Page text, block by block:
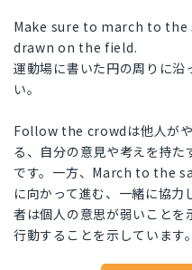
Make sure to march to
drawn on the field.
運動場に書いた円の周りに沿
い。
Follow the crowdは他人が
る、自分の意見や考えを持
です。一方、March to the
に向かって進む、一緒に協
者は個人の意思が弱いことを
行動することを示しています。